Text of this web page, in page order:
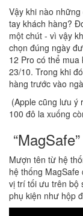
Vậy khi nào
tay khách hàng?
một chút - vì vậy
chọn đúng ngày
12 Pro có thể
23/10. Trong khi
hàng trước vào
(Apple cũng lưu ý
100 đô la xuống
Mượn tên từ hệ
hệ thống
vị trí tối ưu trên bộ
phụ kiện như hộp